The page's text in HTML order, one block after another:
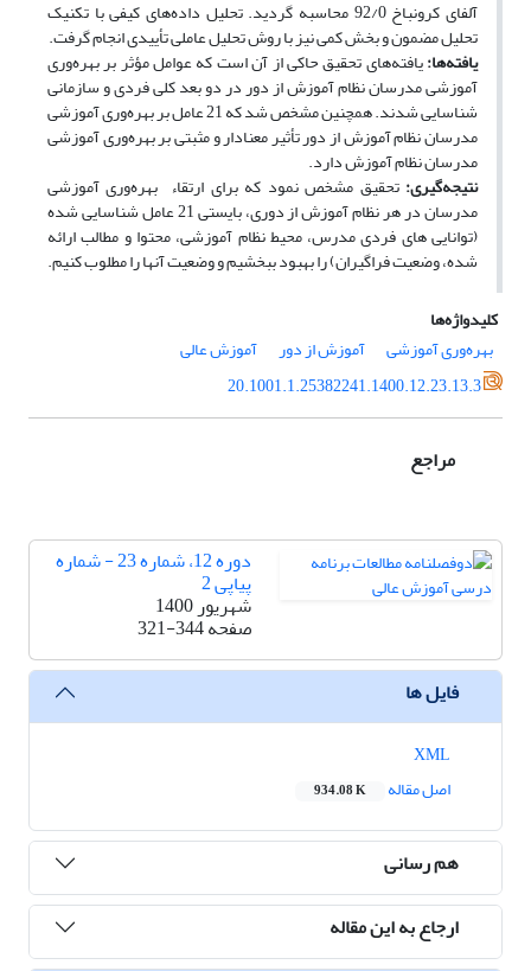
آلفای کرونباخ 92/0 محاسبه گردید. تحلیل داده‌های کیفی با تکنیک
تحلیل مضمون و بخش کمی نیز با روش تحلیل عاملی تأییدی انجام گرفت.
یافته‌ها:یافته‌های تحقیق حاکی از آن است که عوامل مؤثر بر بهره‌وری
آموزشی مدرسان نظام آموزش از دور در دو بعد کلی فردی و سازمانی
شناسایی شدند. همچنین مشخص شد که 21 عامل بر بهره‌وری آموزشی
مدرسان نظام آموزش از دور تأثیر معنادار و مثبتی بر بهره‌وری آموزشی
مدرسان نظام آموزش دارد.
نتیجه‌گیری:تحقیق مشخص نمود که برای ارتقاء بهره‌وری آموزشی
مدرسان در هر نظام آموزش از دوری، بایستی 21 عامل شناسایی شده
(توانایی های فردی مدرس، محیط نظام آموزشی، محتوا و مطالب ارائه
شده، وضعیت فراگیران) را بهبود ببخشیم و وضعیت آنها را مطلوب کنیم.
کلیدواژه‌ها
بهره‌وری آموزشی
آموزش از دور
آموزش عالی
20.1001.1.25382241.1400.12.23.13.3
مراجع
دوره 12، شماره 23 - شماره
پیاپی 2
شهریور 1400
صفحه321-344
فایل ها
اصل مقاله
934.08 K
هم رسانی
ارجاع به این مقاله